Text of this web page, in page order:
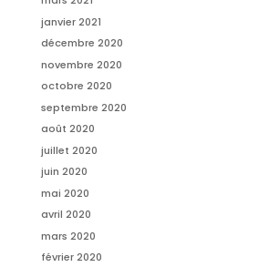
janvier 2021
décembre 2020
novembre 2020
octobre 2020
septembre 2020
août 2020
juillet 2020
juin 2020
mai 2020
avril 2020
mars 2020
février 2020